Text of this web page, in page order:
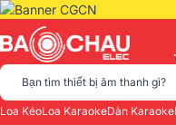
Bạn tìm thiết bị âm thanh gì?
Loa KéoLoa KaraokeDàn Karaoke